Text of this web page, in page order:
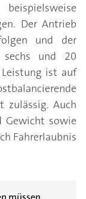
Der Antrieb
und der
sechs und 20
ist auf
zulässig. Auch
Gewicht sowie
Fahrerlaubnis